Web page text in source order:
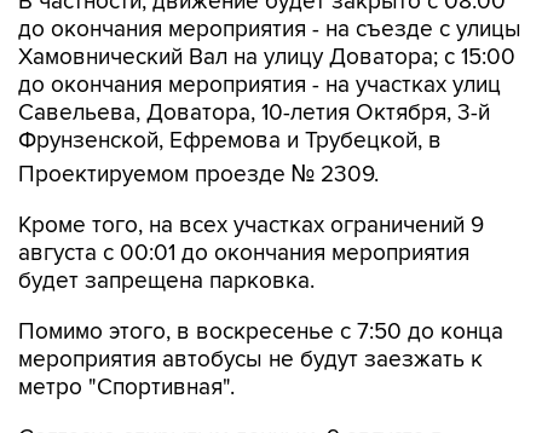
до окончания мероприятия - на съезде с улицы
Хамовнический Вал на улицу Доватора; с 15:00
до окончания мероприятия - на участках улиц
Савельева, Доватора, 10-летия Октября, 3-й
Фрунзенской, Ефремова и Трубецкой, в
Проектируемом проезде № 2309.
Кроме того, на всех участках ограничений 9
августа с 00:01 до окончания мероприятия
будет запрещена парковка.
Помимо этого, в воскресенье с 7:50 до конца
мероприятия автобусы не будут заезжать к
метро "Спортивная".